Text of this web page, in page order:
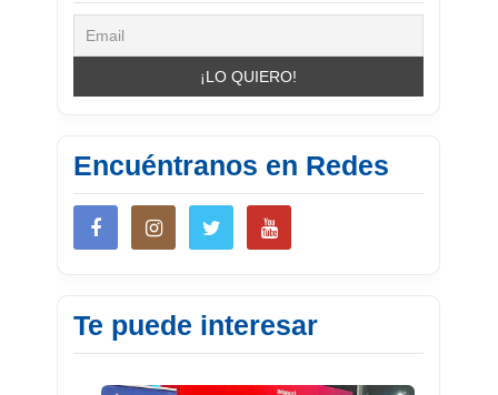
Encuéntranos en Redes
Te puede interesar